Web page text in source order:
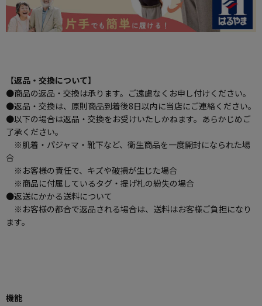
【返品・交換について】
●商品の返品・交換は承ります。ご遠慮なくお申し付けください。
●返品・交換は、原則商品到着後8日以内に当店にご連絡ください。
●以下の場合は返品・交換をお受けいたしかねます。あらかじめご
了承ください。
※肌着・パジャマ・靴下など、衛生商品を一度開封になられた場
合
※お客様の責任で、キズや破損が生じた場合
※商品に付属しているタグ・提げ札の紛失の場合
●返送にかかる送料について
※お客様の都合で返品される場合は、送料はお客様ご負担になり
ます。
機能